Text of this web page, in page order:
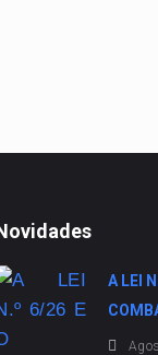
A LEI